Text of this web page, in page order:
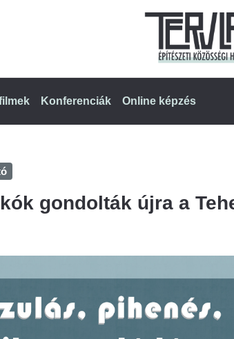
Konferenciák Online képzés
gondolták újra a